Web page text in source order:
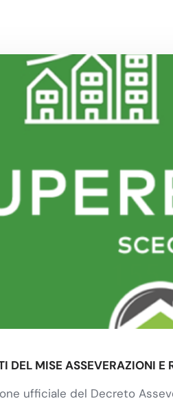
DEL MISE ASSEVERAZIONI E
ufficiale del Decreto